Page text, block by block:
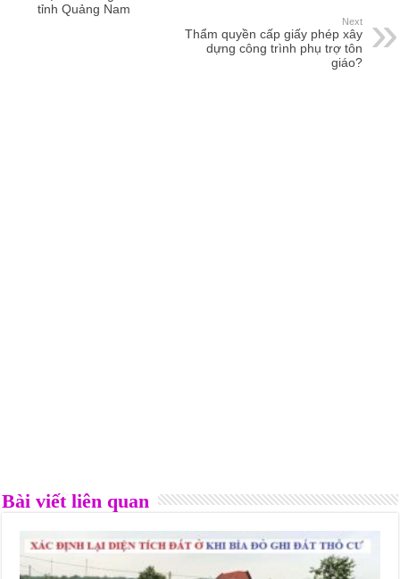
tỉnh Quảng Nam
Next
Thẩm quyền cấp giấy phép xây
dựng công trình phụ trợ tôn
giáo?
Bài viết liên quan